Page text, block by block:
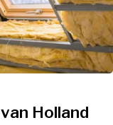
Holland